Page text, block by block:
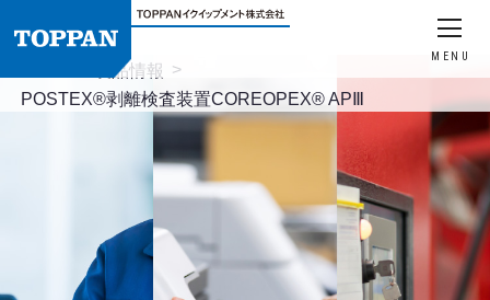
MENU
製品情報
POSTEX®剥離検査装置COREOPEX® APⅢ